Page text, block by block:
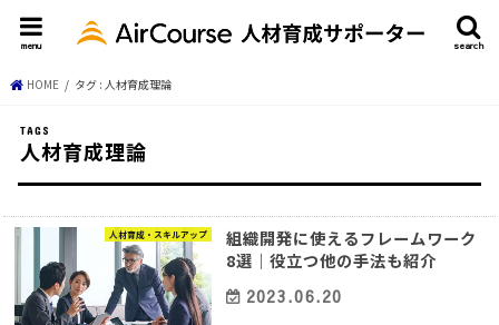
search
menu
HOME タグ : 人材育成理論
人材育成理論
人材育成・スキルアップ
組織開発に使えるフレームワーク
8選｜役立つ他の手法も紹介
2023.06.20